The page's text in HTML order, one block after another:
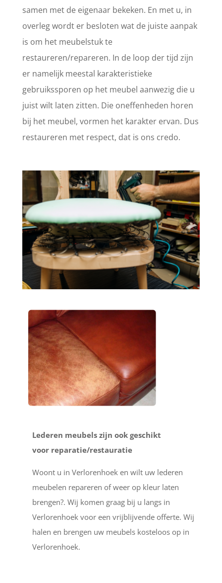
samen met de eigenaar bekeken. En met u, in
overleg wordt er besloten wat de juiste aanpak
is om het meubelstuk te
restaureren/repareren. In de loop der tijd zijn
er namelijk meestal karakteristieke
gebruikssporen op het meubel aanwezig die u
juist wilt laten zitten. Die oneffenheden horen
bij het meubel, vormen het karakter ervan. Dus
restaureren met respect, dat is ons credo.
Lederen meubels zijn ook geschikt
voor reparatie/restauratie
Woont u in Verlorenhoek en wilt uw lederen
meubelen repareren of weer op kleur laten
brengen?. Wij komen graag bij u langs in
Verlorenhoek voor een vrijblijvende offerte. Wij
halen en brengen uw meubels kosteloos op in
Verlorenhoek.